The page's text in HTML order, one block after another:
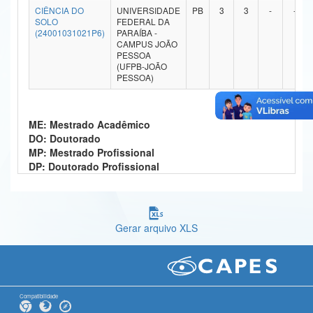
Ministério da Ciência, Tecnologia, Inovações e Comunicações
Controladoria-Geral da União
Ministério da Mulher, da Família e dos Direitos Humanos
Banco Central do Brasil
CIÊNCIA DO
SOLO
(24001031021P6)
UNIVERSIDADE
FEDERAL DA
PARAÍBA -
CAMPUS JOÃO
PESSOA
(UFPB-JOÃO
PESSOA)
PB 3 3 - -
ME: Mestrado Acadêmico
DO: Doutorado
MP: Mestrado Profissional
DP: Doutorado Profissional
Gerar arquivo XLS
Compatibilidade